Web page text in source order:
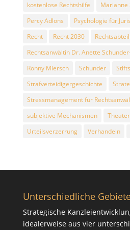
kostenlose Rechtshilfe
Marianne
Percy Adlons
Psychologie für
Recht
Recht 2030
Rechtsanwältin Dr. Anette
Ronny Miersch
Schunder
Strafverteidigergeschichte
Stressmanagement für
subjektive Mechanismen
Urteilsverzerrung
Verhandeln
Unterschiedliche
Strategische
idealerweise aus vier